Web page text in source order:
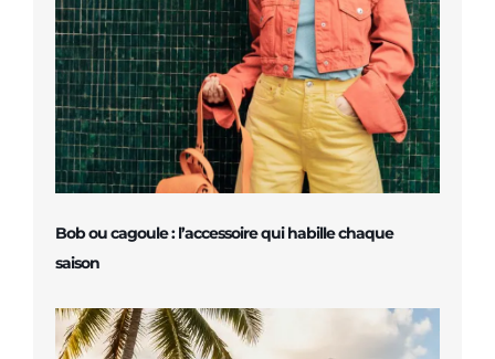
Bob ou cagoule : l’accessoire qui habille chaque
saison